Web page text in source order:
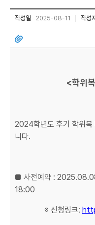
작성일 2025-08-11 작성
<학위
2024학년도 후기 학위복
니다.
■ 사전예약 :
18:00
※ 신청링크: